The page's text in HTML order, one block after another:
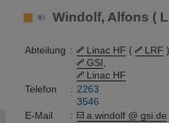
Windolf, Alfons (
Abteilung : Linac HF ( LRF ),
GSI
Linac HF
Telefon
: 2263
3546
E-Mail
:
a.windolf @ gsi.de